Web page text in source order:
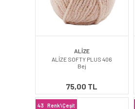
ALİZE
ALİZE SOFTY PLUS 406
Bej
75,00 TL
43 Renk\Çeşit